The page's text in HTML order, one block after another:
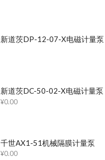
新道茨DP-12-07-X电磁计量泵
新道茨DC-50-02-X电磁计量泵
¥0.00
千世AX1-51机械隔膜计量泵
¥0.00